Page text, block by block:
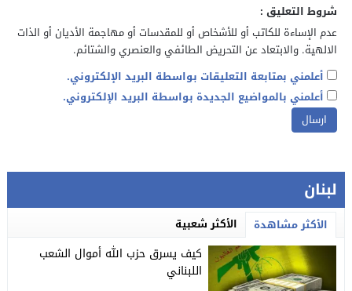
شروط التعليق :
عدم الإساءة للكاتب أو للأشخاص أو للمقدسات أو مهاجمة الأديان أو الذات
الالهية. والابتعاد عن التحريض الطائفي والعنصري والشتائم.
أعلمني بمتابعة التعليقات بواسطة البريد الإلكتروني.
أعلمني بالمواضيع الجديدة بواسطة البريد الإلكتروني.
لبنان
الأكثر مشاهدة الأكثر شعبية
كيف يسرق حزب الله أموال الشعب
اللبناني